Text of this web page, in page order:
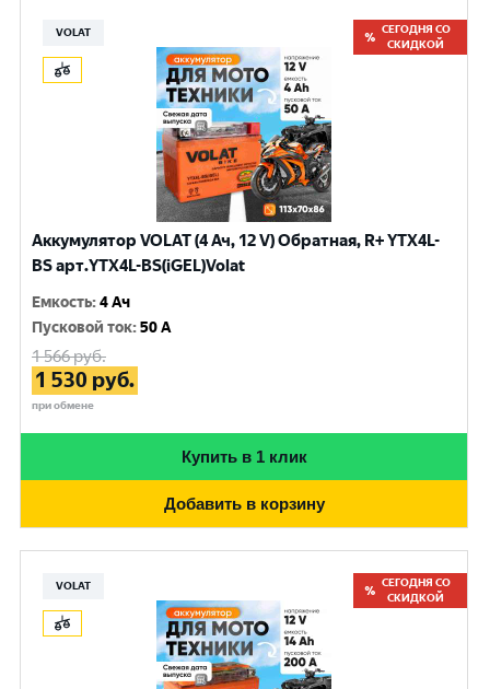
VOLAT
СЕГОДНЯ СО
СКИДКОЙ
Аккумулятор VOLAT (4 Ач, 12 V) Обратная, R+ YTX4L-
BS арт.YTX4L-BS(iGEL)Volat
Емкость:4 Ач
Пусковой ток:50 A
1 566руб.
1 530 руб.
при обмене
Купить в 1 клик
Добавить в корзину
VOLAT
СЕГОДНЯ СО
СКИДКОЙ